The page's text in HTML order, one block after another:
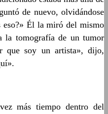
de nuevo, olvidándose
eso?» Él la miró del mismo
la tomografía de un tumor
que soy un artista», dijo,
más tiempo dentro del